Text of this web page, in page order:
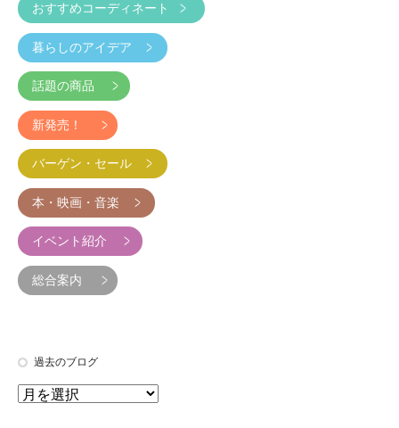
おすすめコーディネート
暮らしのアイデア
話題の商品
新発売！
バーゲン・セール
本・映画・音楽
イベント紹介
総合案内
過去のブログ